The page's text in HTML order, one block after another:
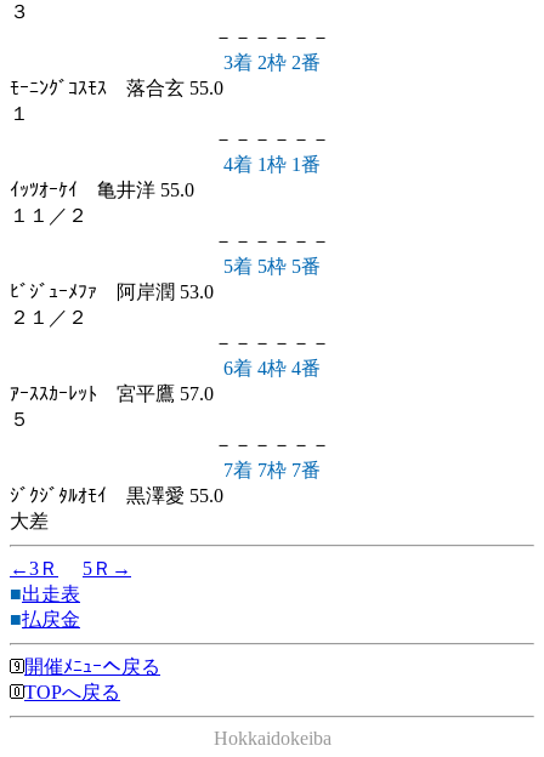
３
－－－－－－
3着 2枠 2番
ﾓｰﾆﾝｸﾞｺｽﾓｽ 落合玄 55.0
１
－－－－－－
4着 1枠 1番
ｲｯﾂｵｰｹｲ 亀井洋 55.0
１１／２
－－－－－－
5着 5枠 5番
ﾋﾞｼﾞｭｰﾒﾌｧ 阿岸潤 53.0
２１／２
－－－－－－
6着 4枠 4番
ｱｰｽｽｶｰﾚｯﾄ 宮平鷹 57.0
５
－－－－－－
7着 7枠 7番
ｼﾞｸｼﾞﾀﾙｵﾓｲ 黒澤愛 55.0
大差
←3Ｒ
5Ｒ→
■出走表
■払戻金
開催ﾒﾆｭｰへ戻る
TOPへ戻る
Hokkaidokeiba